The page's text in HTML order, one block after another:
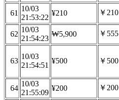
61
10/03
21:53:22
¥210 ￥210
62
10/03
21:54:23
₩5,900 ￥555
63
10/03
21:54:51
¥500 ￥500
64
10/03
21:55:09
¥200 ￥200